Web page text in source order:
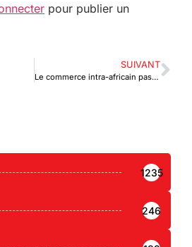
pour publier un
SUIVANT
Le commerce intra-africain passe par Le Caire
1235
246